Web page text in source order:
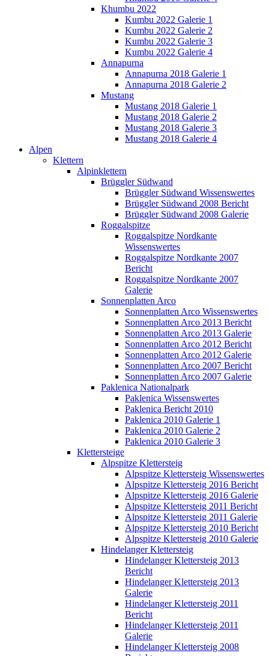
Khumbu 2022
Kumbu 2022 Galerie 1
Kumbu 2022 Galerie 2
Kumbu 2022 Galerie 3
Kumbu 2022 Galerie 4
Annapurna
Annapurna 2018 Galerie 1
Annapurna 2018 Galerie 2
Mustang
Mustang 2018 Galerie 1
Mustang 2018 Galerie 2
Mustang 2018 Galerie 3
Mustang 2018 Galerie 4
Alpen
Klettern
Alpinklettern
Brüggler Südwand
Brüggler Südwand Wissenswertes
Brüggler Südwand 2008 Bericht
Brüggler Südwand 2008 Galerie
Roggalspitze
Roggalspitze Nordkante
Wissenswertes
Roggalspitze Nordkante 2007
Bericht
Roggalspitze Nordkante 2007
Galerie
Sonnenplatten Arco
Sonnenplatten Arco Wissenswertes
Sonnenplatten Arco 2013 Bericht
Sonnenplatten Arco 2013 Galerie
Sonnenplatten Arco 2012 Bericht
Sonnenplatten Arco 2012 Galerie
Sonnenplatten Arco 2007 Bericht
Sonnenplatten Arco 2007 Galerie
Paklenica Nationalpark
Paklenica Wissenswertes
Paklenica Bericht 2010
Paklenica 2010 Galerie 1
Paklenica 2010 Galerie 2
Paklenica 2010 Galerie 3
Klettersteige
Alpspitze Klettersteig
Alpspitze Klettersteig Wissenswertes
Alpspitze Klettersteig 2016 Bericht
Alpspitze Klettersteig 2016 Galerie
Alpspitze Klettersteig 2011 Bericht
Alpspitze Klettersteig 2011 Galerie
Alpspitze Klettersteig 2010 Bericht
Alpspitze Klettersteig 2010 Galerie
Hindelanger Klettersteig
Hindelanger Klettersteig 2013
Bericht
Hindelanger Klettersteig 2013
Galerie
Hindelanger Klettersteig 2011
Bericht
Hindelanger Klettersteig 2011
Galerie
Hindelanger Klettersteig 2008